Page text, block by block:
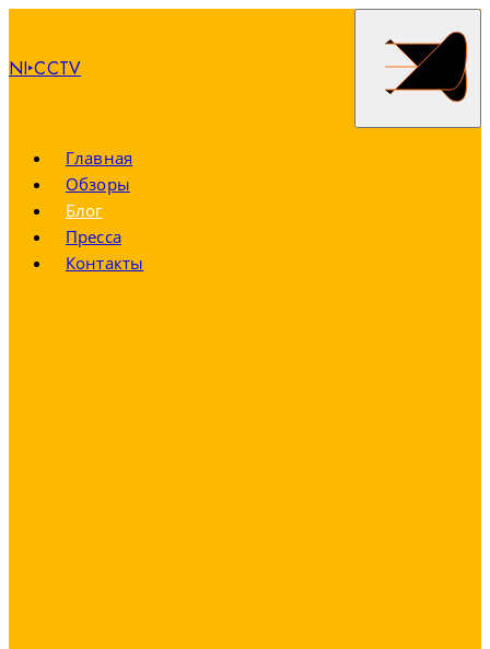
NI‣CCTV
Главная
Обзоры
Блог
Пресса
Контакты